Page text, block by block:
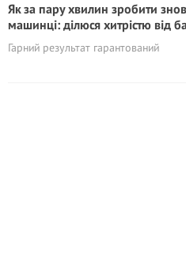
Як за пару хвилин зробити
машинці: ділюся хитрістю від
Гарний результат гарантований